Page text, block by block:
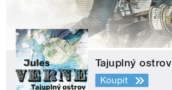
Tajuplný ostrov
Koupit